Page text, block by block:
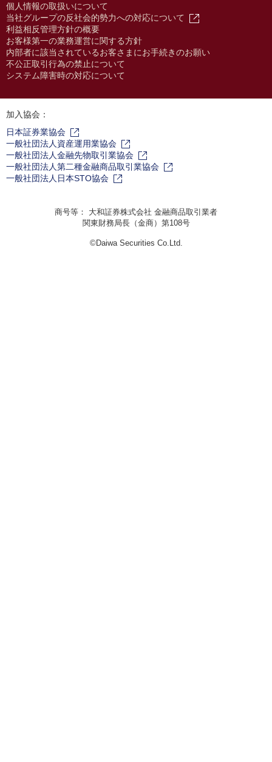
個人情報の取扱いについて
当社グループの反社会的勢力への対応について
利益相反管理方針の概要
お客様第一の業務運営に関する方針
内部者に該当されているお客さまにお手続きのお願い
不公正取引行為の禁止について
システム障害時の対応について
加入協会：
日本証券業協会
一般社団法人資産運用業協会
一般社団法人金融先物取引業協会
一般社団法人第二種金融商品取引業協会
一般社団法人日本STO協会
商号等： 大和証券株式会社 金融商品取引業者
関東財務局長（金商）第108号
©Daiwa Securities Co.Ltd.